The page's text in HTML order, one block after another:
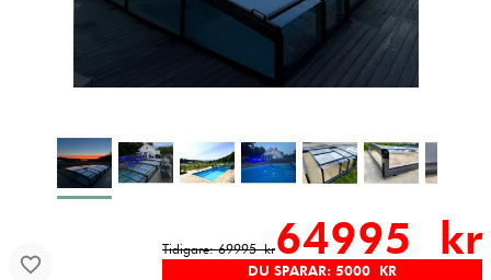
Tidigare: 69995 kr64995 kr
DU SPARAR: 5000 KR